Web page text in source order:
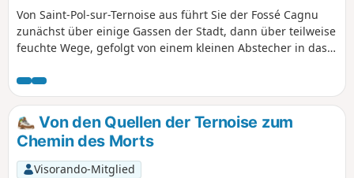
Von Saint-Pol-sur-Ternoise aus führt Sie der Fossé Cagnu
zunächst über einige Gassen der Stadt, dann über teilweise
feuchte Wege, gefolgt von einem kleinen Abstecher in das
hinuntergeht. Unterwegs begegnet man nicht selten
Rehen.
Von den Quellen der Ternoise zum
Chemin des Morts
Visorando-Mitglied